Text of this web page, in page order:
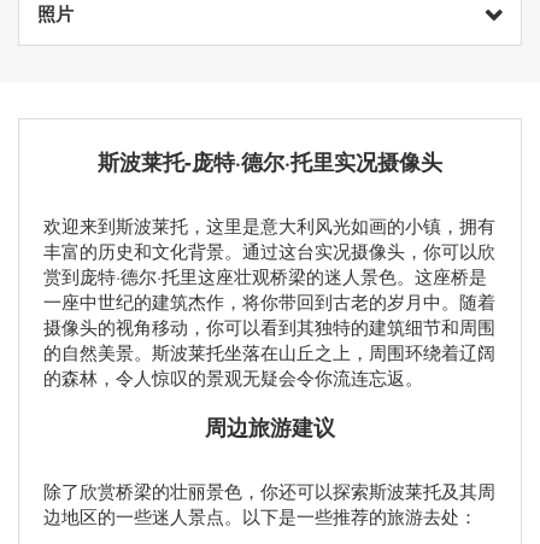
照片
斯波莱托-庞特·德尔·托里实况摄像头
欢迎来到斯波莱托，这里是意大利风光如画的小镇，拥有
丰富的历史和文化背景。通过这台实况摄像头，你可以欣
赏到庞特·德尔·托里这座壮观桥梁的迷人景色。这座桥是
一座中世纪的建筑杰作，将你带回到古老的岁月中。随着
摄像头的视角移动，你可以看到其独特的建筑细节和周围
的自然美景。斯波莱托坐落在山丘之上，周围环绕着辽阔
的森林，令人惊叹的景观无疑会令你流连忘返。
周边旅游建议
除了欣赏桥梁的壮丽景色，你还可以探索斯波莱托及其周
边地区的一些迷人景点。以下是一些推荐的旅游去处：